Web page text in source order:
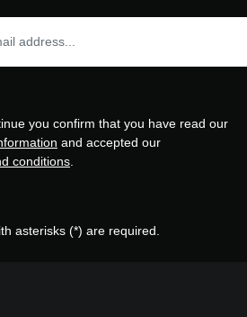
you confirm that you have read our
and accepted our
conditions.
asterisks (*) are required.